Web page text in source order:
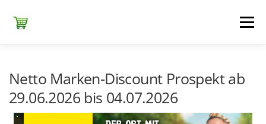
Inhalt
springen
Menü
LIDL NETTO DISCOUNT NORMA REWE
Netto Marken-Discount Prospekt ab
29.06.2026 bis 04.07.2026